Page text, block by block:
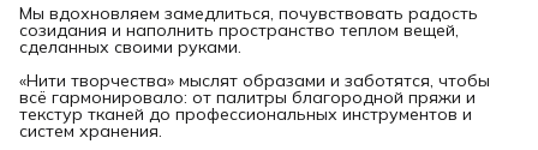
Мы вдохновляем замедлиться, почувствовать радость
созидания и наполнить пространство теплом вещей,
сделанных своими руками.
«Нити творчества» мыслят образами и заботятся, чтобы
всё гармонировало: от палитры благородной пряжи и
текстур тканей до профессиональных инструментов и
систем хранения.